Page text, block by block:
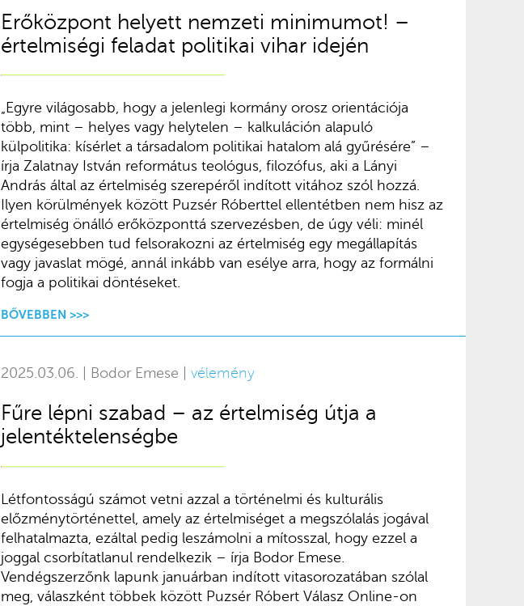
Erőközpont helyett nemzeti minimumot! –
értelmiségi feladat politikai vihar idején
„Egyre világosabb, hogy a jelenlegi kormány orosz orientációja
több, mint – helyes vagy helytelen – kalkuláción alapuló
külpolitika: kísérlet a társadalom politikai hatalom alá gyűrésére” –
írja Zalatnay István református teológus, filozófus, aki a Lányi
András által az értelmiség szerepéről indított vitához szól hozzá.
Ilyen körülmények között Puzsér Róberttel ellentétben nem hisz az
értelmiség önálló erőközponttá szervezésben, de úgy véli: minél
egységesebben tud felsorakozni az értelmiség egy megállapítás
vagy javaslat mögé, annál inkább van esélye arra, hogy az formálni
fogja a politikai döntéseket.
BŐVEBBEN >>>
2025.03.06. | Bodor Emese | vélemény
Fűre lépni szabad – az értelmiség útja a
jelentéktelenségbe
Létfontosságú számot vetni azzal a történelmi és kulturális
előzménytörténettel, amely az értelmiséget a megszólalás jogával
felhatalmazta, ezáltal pedig leszámolni a mítosszal, hogy ezzel a
joggal csorbítatlanul rendelkezik – írja Bodor Emese.
Vendégszerzőnk lapunk januárban indított vitasorozatában szólal
meg, válaszként többek között Puzsér Róbert Válasz Online-on